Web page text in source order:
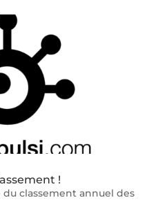
!
du classement annuel des